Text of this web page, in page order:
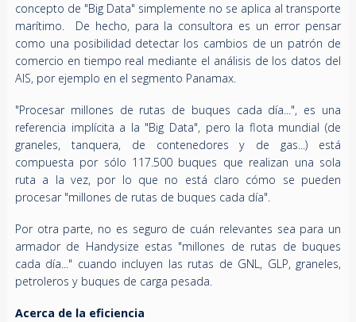
concepto de "Big Data" simplemente no se aplica al transporte
marítimo. De hecho, para la consultora es un error pensar
como una posibilidad detectar los cambios de un patrón de
comercio en tiempo real mediante el análisis de los datos del
AIS, por ejemplo en el segmento Panamax.
"Procesar millones de rutas de buques cada día...", es una
referencia implícita a la "Big Data", pero la flota mundial (de
graneles, tanquera, de contenedores y de gas...) está
compuesta por sólo 117.500 buques que realizan una sola
ruta a la vez, por lo que no está claro cómo se pueden
procesar "millones de rutas de buques cada día".
Por otra parte, no es seguro de cuán relevantes sea para un
armador de Handysize estas "millones de rutas de buques
cada día..." cuando incluyen las rutas de GNL, GLP, graneles,
petroleros y buques de carga pesada.
Acerca de la eficiencia